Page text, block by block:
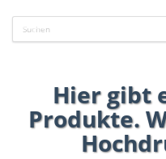
Hier gibt
Produkte.